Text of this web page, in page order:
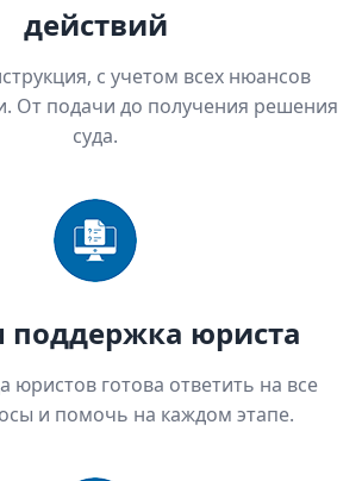
действий
с учетом всех нюансов
От подачи до получения решения
суда.
поддержка юриста
юристов готова ответить на все
и помочь на каждом этапе.